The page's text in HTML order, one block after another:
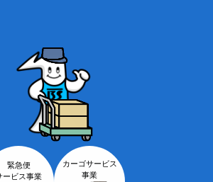
緊急便
ービス事業
カーゴサービス
事業